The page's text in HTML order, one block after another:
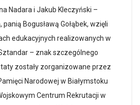
Nadara i Jakub Kleczyński –
Bogusławą Gołąbek, wzięli
edukacyjnych realizowanych w
– znak szczególnego
zostały zorganizowane przez
Narodowej w Białymstoku
Centrum Rekrutacji w